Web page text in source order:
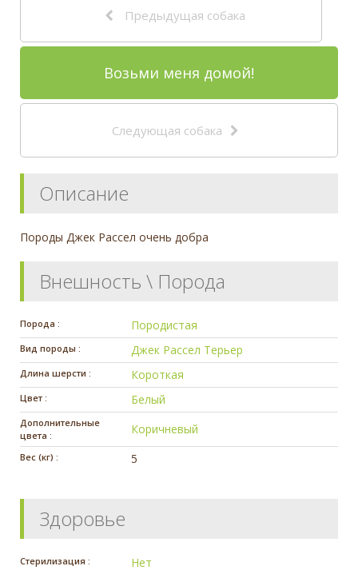
Предыдущая собака
Возьми меня домой!
Следующая собака
Описание
Породы Джек Рассел очень добра
Внешность \ Порода
Порода : Породистая
Вид породы : Джек Рассел Терьер
Длина шерсти : Короткая
Цвет : Белый
Дополнительные
цвета :
Коричневый
Вес (кг) : 5
Здоровье
Стерилизация : Нет